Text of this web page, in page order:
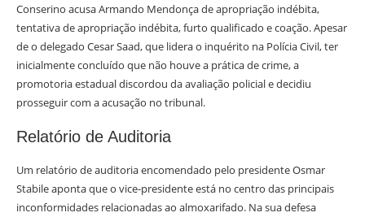
Conserino acusa Armando Mendonça de apropriação indébita,
tentativa de apropriação indébita, furto qualificado e coação. Apesar
de o delegado Cesar Saad, que lidera o inquérito na Polícia Civil, ter
inicialmente concluído que não houve a prática de crime, a
promotoria estadual discordou da avaliação policial e decidiu
prosseguir com a acusação no tribunal.
Relatório de Auditoria
Um relatório de auditoria encomendado pelo presidente Osmar
Stabile aponta que o vice-presidente está no centro das principais
inconformidades relacionadas ao almoxarifado. Na sua defesa